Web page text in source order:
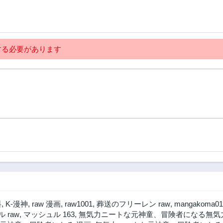
第1話
必要があります
, K-漫神, raw 漫画, raw1001, 葬送のフリーレン raw, mangakoma01
raw, マッシュル 163, 無気力ニートな元神童、冒険者になる無